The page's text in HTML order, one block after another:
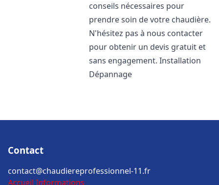
conseils nécessaires pour
prendre soin de votre chaudière.
N'hésitez pas à nous contacter
pour obtenir un devis gratuit et
sans engagement. Installation
Dépannage
Contact
contact@chaudiereprofessionnel-11.fr
Accueil Informations